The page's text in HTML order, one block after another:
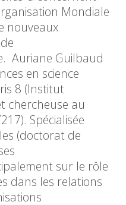
Mondiale
nouveaux
Auriane Guilbaud
en science
8 (Institut
chercheuse au
Spécialisée
(doctorat de
sur le rôle
dans les relations